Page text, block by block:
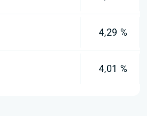
4,29 %
4,01 %